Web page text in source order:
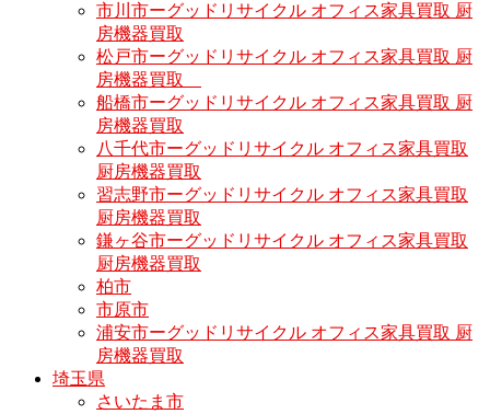
市川市ーグッドリサイクル オフィス家具買取 厨
房機器買取
松戸市ーグッドリサイクル オフィス家具買取 厨
房機器買取
船橋市ーグッドリサイクル オフィス家具買取 厨
房機器買取
八千代市ーグッドリサイクル オフィス家具買取
厨房機器買取
習志野市ーグッドリサイクル オフィス家具買取
厨房機器買取
鎌ヶ谷市ーグッドリサイクル オフィス家具買取
厨房機器買取
柏市
市原市
浦安市ーグッドリサイクル オフィス家具買取 厨
房機器買取
埼玉県
さいたま市